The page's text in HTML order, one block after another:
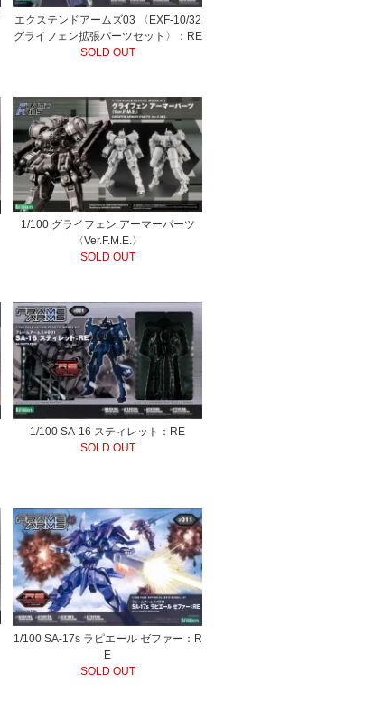
エクステンドアームズ03 〈EXF-10/32
グライフェン拡張パーツセット〉：RE
SOLD OUT
1/100 グライフェン アーマーパーツ
〈Ver.F.M.E.〉
SOLD OUT
1/100 SA-16 スティレット：RE
SOLD OUT
1/100 SA-17s ラピエール ゼファー：R
E
SOLD OUT